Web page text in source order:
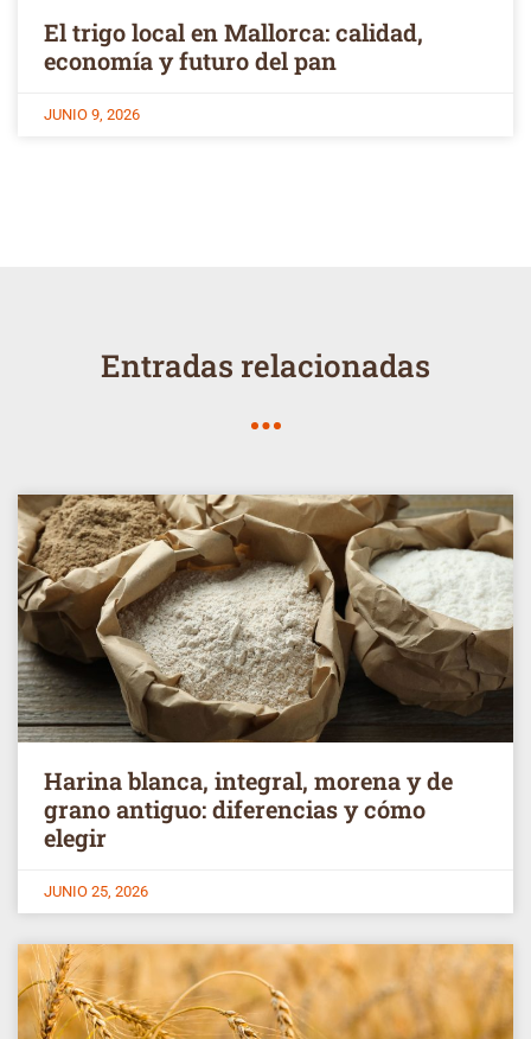
El trigo local en Mallorca: calidad,
economía y futuro del pan
JUNIO 9, 2026
Entradas relacionadas
Harina blanca, integral, morena y de
grano antiguo: diferencias y cómo
elegir
JUNIO 25, 2026